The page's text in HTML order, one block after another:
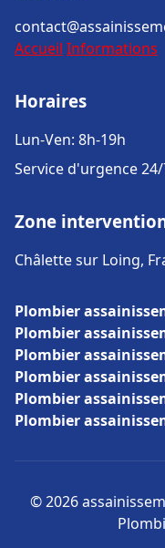
Accueil Informations
Horaires
Lun-Ven: 8h-19h
Service d'urgence
Zone
Châlette sur Loing,
Plombier
Plombier
Plombier
Plombier
Plombier
Plombier
© 2026